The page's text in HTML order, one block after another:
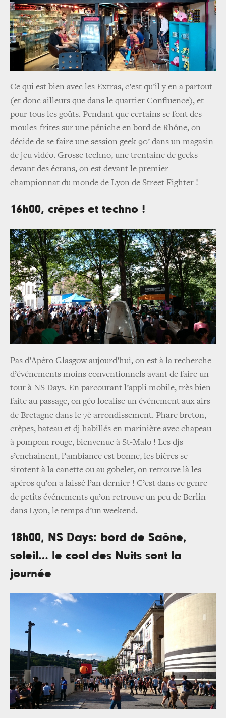
Ce qui est bien avec les Extras, c’est qu’il y en a partout
(et donc ailleurs que dans le quartier Confluence), et
pour tous les goûts. Pendant que certains se font des
moules-frites sur une péniche en bord de Rhône, on
décide de se faire une session geek 90’ dans un magasin
de jeu vidéo. Grosse techno, une trentaine de geeks
devant des écrans, on est devant le premier
championnat du monde de Lyon de Street Fighter !
16h00, crêpes et techno !
Pas d’Apéro Glasgow aujourd’hui, on est à la recherche
d’événements moins conventionnels avant de faire un
tour à NS Days. En parcourant l’appli mobile, très bien
faite au passage, on géo localise un événement aux airs
de Bretagne dans le 7è arrondissement. Phare breton,
crêpes, bateau et dj habillés en marinière avec chapeau
à pompom rouge, bienvenue à St-Malo ! Les djs
s’enchainent, l’ambiance est bonne, les bières se
sirotent à la canette ou au gobelet, on retrouve là les
apéros qu’on a laissé l’an dernier ! C’est dans ce genre
de petits événements qu’on retrouve un peu de Berlin
dans Lyon, le temps d’un weekend.
18h00, NS Days: bord de Saône,
soleil… le cool des Nuits sont la
journée